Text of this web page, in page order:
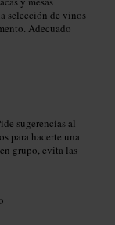
selección de vinos
Adecuado
sugerencias al
para hacerte una
grupo, evita las